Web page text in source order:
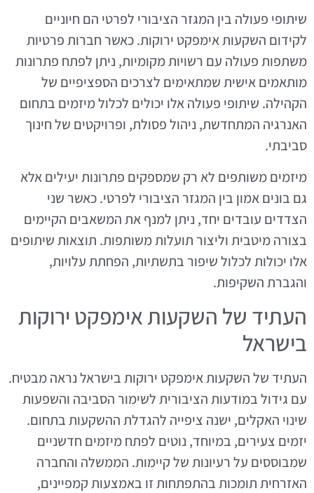
שיתופי פעולה בין המגזר הציבורי לפרטי הם חיוניים
לקידום השקעות אימפקט ירוקות. כאשר חברות פרטיות
משתפות פעולה עם רשויות מקומיות, ניתן לפתח פתרונות
מותאמים אישית שמתאימים לצרכים הספציפיים של
הקהילה. שיתופי פעולה אלו יכולים לכלול מיזמים בתחום
האנרגיה המתחדשת, ניהול פסולת, ופרויקטים של חינוך
סביבתי.
מיזמים משותפים לא רק שמספקים פתרונות יעילים אלא
גם בונים אמון בין המגזר הציבורי לפרטי. כאשר שני
הצדדים עובדים יחד, ניתן למנף את המשאבים הקיימים
בצורה מיטבית וליצור תועלות משותפות. תוצאות שיתופים
אלו יכולות לכלול שיפור בתשתיות, הפחתת עלויות,
והגברת השקיפות.
העתיד של השקעות אימפקט ירוקות
בישראל
העתיד של השקעות אימפקט ירוקות בישראל נראה מבטיח.
עם גידול במודעות הציבורית לשימור הסביבה והשפעות
שינוי האקלים, ישנה ציפייה להגדלת ההשקעות בתחום.
יזמים צעירים, במיוחד, נוטים לפתח מיזמים חדשניים
שמבוססים על רעיונות של קיימות. הממשלה והחברה
האזרחית תומכות בהתפתחות זו באמצעות קמפיינים,